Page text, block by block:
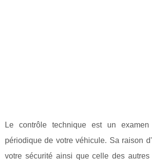
Le contrôle technique est un
périodique de votre véhicule. Sa raison
votre sécurité ainsi que celle des